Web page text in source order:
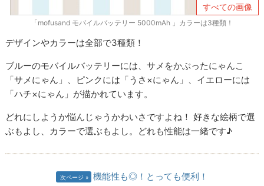
すべての画像
「mofusand モバイルバッテリー 5000mAh 」カラーは3種類！
デザインやカラーは全部で3種類！
ブルーのモバイルバッテリーには、サメをかぶったにゃんこ
「サメにゃん」、ピンクには「うさ×にゃん」、イエローには
「ハチ×にゃん」が描かれています。
どれにしようか悩んじゃうかわいさですよね！ 好きな絵柄で選
ぶもよし、カラーで選ぶもよし。どれも性能は一緒です♪
次ページ 機能性も◎！とっても便利！